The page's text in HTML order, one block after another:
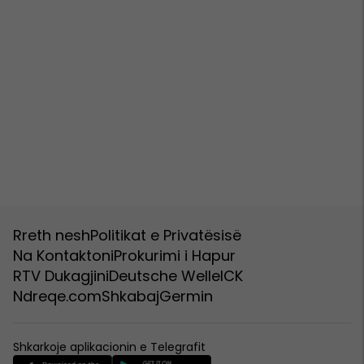
Rreth neshPolitikat e Privatësisë
Na KontaktoniProkurimi i Hapur
RTV DukagjiniDeutsche WelleICK
Ndreqe.comShkabajGermin
Shkarkoje aplikacionin e Telegrafit